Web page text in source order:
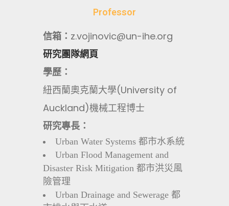
Professor
信箱： z.vojinovic@un-ihe.org
研究團隊網頁
學歷：
紐西蘭奧克蘭大學(University of
Auckland)機械工程博士
研究專長：
Urban Water Systems 都市水系統
Urban Flood Management and
Disaster Risk Mitigation 都市洪災風
險管理
Urban Drainage and Sewerage 都